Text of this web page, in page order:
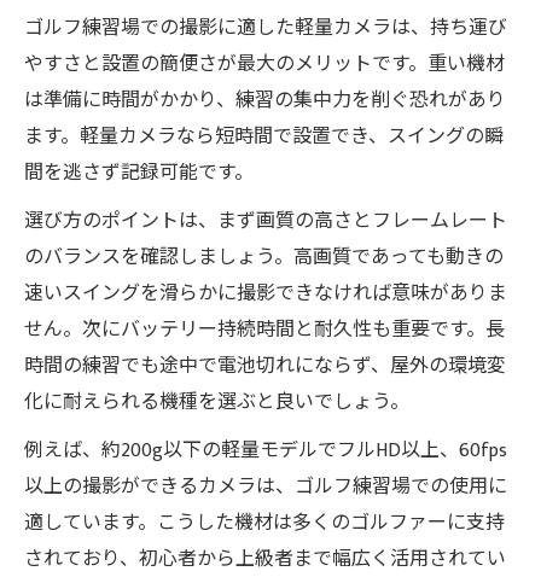
ゴルフ練習場での撮影に適した軽量カメラは、持ち運び
やすさと設置の簡便さが最大のメリットです。重い機材
は準備に時間がかかり、練習の集中力を削ぐ恐れがあり
ます。軽量カメラなら短時間で設置でき、スイングの瞬
間を逃さず記録可能です。
選び方のポイントは、まず画質の高さとフレームレート
のバランスを確認しましょう。高画質であっても動きの
速いスイングを滑らかに撮影できなければ意味がありま
せん。次にバッテリー持続時間と耐久性も重要です。長
時間の練習でも途中で電池切れにならず、屋外の環境変
化に耐えられる機種を選ぶと良いでしょう。
例えば、約200g以下の軽量モデルでフルHD以上、60fps
以上の撮影ができるカメラは、ゴルフ練習場での使用に
適しています。こうした機材は多くのゴルファーに支持
されており、初心者から上級者まで幅広く活用されてい